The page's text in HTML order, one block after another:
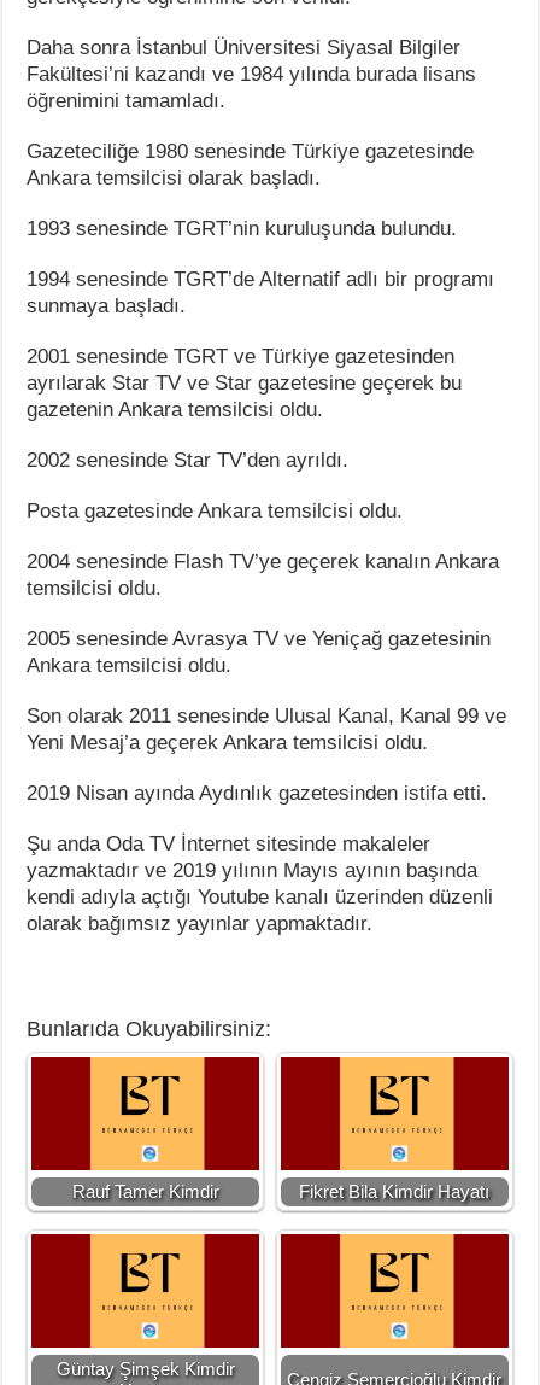
Daha sonra İstanbul Üniversitesi Siyasal Bilgiler
Fakültesi’ni kazandı ve 1984 yılında burada lisans
öğrenimini tamamladı.
Gazeteciliğe 1980 senesinde Türkiye gazetesinde
Ankara temsilcisi olarak başladı.
1993 senesinde TGRT’nin kuruluşunda bulundu.
1994 senesinde TGRT’de Alternatif adlı bir programı
sunmaya başladı.
2001 senesinde TGRT ve Türkiye gazetesinden
ayrılarak Star TV ve Star gazetesine geçerek bu
gazetenin Ankara temsilcisi oldu.
2002 senesinde Star TV’den ayrıldı.
Posta gazetesinde Ankara temsilcisi oldu.
2004 senesinde Flash TV’ye geçerek kanalın Ankara
temsilcisi oldu.
2005 senesinde Avrasya TV ve Yeniçağ gazetesinin
Ankara temsilcisi oldu.
Son olarak 2011 senesinde Ulusal Kanal, Kanal 99 ve
Yeni Mesaj’a geçerek Ankara temsilcisi oldu.
2019 Nisan ayında Aydınlık gazetesinden istifa etti.
Şu anda Oda TV İnternet sitesinde makaleler
yazmaktadır ve 2019 yılının Mayıs ayının başında
kendi adıyla açtığı Youtube kanalı üzerinden düzenli
olarak bağımsız yayınlar yapmaktadır.
Bunlarıda Okuyabilirsiniz:
Rauf Tamer Kimdir Fikret Bila Kimdir Hayatı
Güntay Şimşek Kimdir
Cengiz Semercioğlu Kimdir